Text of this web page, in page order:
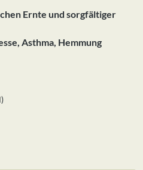
Ernte und sorgfältiger
Asthma, Hemmung